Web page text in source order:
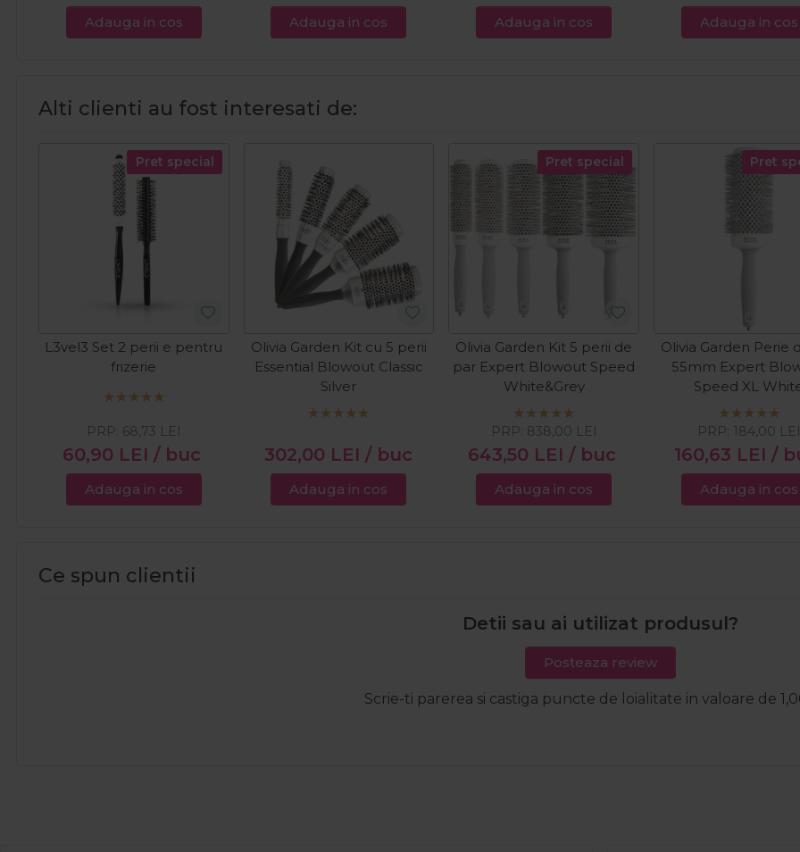
Adauga in cos Adauga in cos Adauga in cos Adauga in cos
Alti clienti au fost interesati de:
Pret special
L3vel3 Set 2 perii e pentru
frizerie
60,90 LEI / buc
PRP: 68,73 LEI
Adauga in cos
Olivia Garden Kit cu 5 perii
Essential Blowout Classic
Silver
302,00 LEI / buc
Adauga in cos
Pret special
Olivia Garden Kit 5 perii de
par Expert Blowout Speed
White&Grey
643,50 LEI / buc
PRP: 838,00 LEI
Adauga in cos
Pret
Olivia Garden Perie
55mm Expert
Speed XL
160,63 LEI /
PRP: 184,00 LEI
Adauga in cos
Ce spun clientii
Detii sau ai utilizat produsul?
Posteaza review
Scrie-ti parerea si castiga puncte de loialitate in valoare de